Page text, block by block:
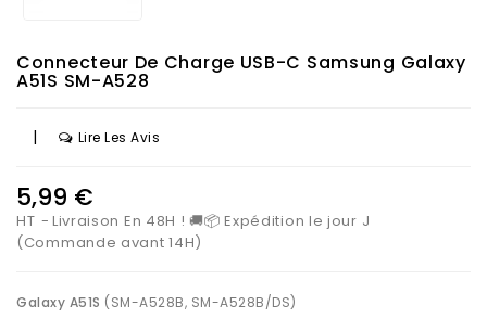
Connecteur De Charge USB-C Samsung Galaxy
A51S SM-A528
| Lire Les Avis
5,99 €
HT
Livraison En 48H ! 🚚📦 Expédition le jour J
(Commande avant 14H)
Galaxy A51S (SM-A528B, SM-A528B/DS)